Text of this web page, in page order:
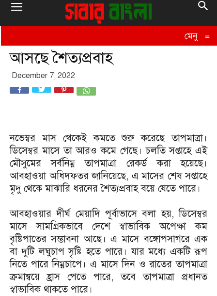
মেনু ≡
আসছে শৈত্যপ্রবাহ
December 7, 2022
নভেম্বর মাস থেকেই কমতে শুরু করেছে তাপমাত্রা।
ডিসেম্বর মাসে তা আরও কমে গেছে। চলতি সপ্তাহে এই
মৌসুমের সর্বনিম্ন তাপমাত্রা রেকর্ড করা হয়েছে।
আবহাওয়া অধিদফতর জানিয়েছে, এ মাসের শেষ সপ্তাহে
মৃদু থেকে মাঝারি ধরনের শৈত্যপ্রবাহ বয়ে যেতে পারে।
আবহাওয়ার দীর্ঘ মেয়াদি পূর্বাভাসে বলা হয়, ডিসেম্বর
মাসে সামগ্রিকভাবে দেশে স্বাভাবিক অপেক্ষা কম
বৃষ্টিপাতের সম্ভাবনা আছে। এ মাসে বঙ্গোপসাগরে এক
বা দুটি লঘুচাপ সৃষ্টি হতে পারে। যার মধ্যে একটি রূপ
নিতে পারে নিম্নচাপে। এ মাসে দিন ও রাতের তাপমাত্রা
ক্রমান্বয়ে হ্রাস পেতে পারে, তবে তাপমাত্রা প্রধানত
স্বাভাবিক থাকতে পারে।